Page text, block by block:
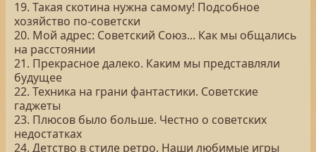
19. Такая скотина нужна самому! Подсобное
хозяйство по-советски
20. Мой адрес: Советский Союз... Как мы общались
на расстоянии
21. Прекрасное далеко. Каким мы представляли
будущее
22. Техника на грани фантастики. Советские
гаджеты
23. Плюсов было больше. Честно о советских
недостатках
24. Детство в стиле ретро. Наши любимые игры